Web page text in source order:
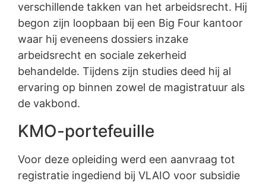
verschillende takken van het arbeidsrecht. Hij
begon zijn loopbaan bij een Big Four kantoor
waar hij eveneens dossiers inzake
arbeidsrecht en sociale zekerheid
behandelde. Tijdens zijn studies deed hij al
ervaring op binnen zowel de magistratuur als
de vakbond.
KMO-portefeuille
Voor deze opleiding werd een aanvraag tot
registratie ingediend bij VLAIO voor subsidie